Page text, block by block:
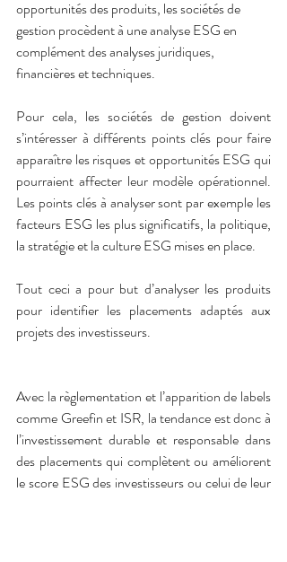
opportunités des produits, les sociétés de
gestion procèdent à une analyse ESG en
complément des analyses juridiques,
financières et techniques.
Pour cela, les sociétés de gestion doivent
s’intéresser à différents points clés pour faire
apparaître les risques et opportunités ESG qui
pourraient affecter leur modèle opérationnel.
Les points clés à analyser sont par exemple les
facteurs ESG les plus significatifs, la politique,
la stratégie et la culture ESG mises en place.
Tout ceci a pour but d’analyser les produits
pour identifier les placements adaptés aux
projets des investisseurs.
Avec la règlementation et l’apparition de labels
comme Greefin et ISR, la tendance est donc à
l’investissement durable et responsable dans
des placements qui complètent ou améliorent
le score ESG des investisseurs ou celui de leur